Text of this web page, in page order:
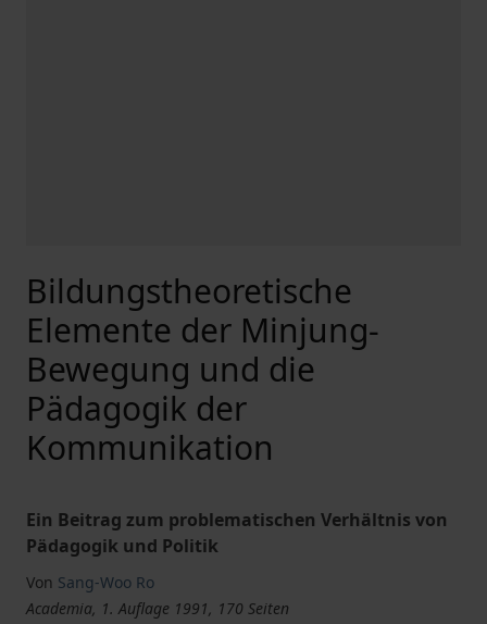
Bildungstheoretische
Elemente der Minjung-
Bewegung und die
Pädagogik der
Kommunikation
Ein Beitrag zum problematischen Verhältnis von
Pädagogik und Politik
Von Sang-Woo Ro
Academia, 1. Auflage 1991, 170 Seiten